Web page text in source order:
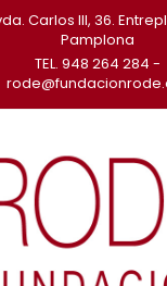
Carlos III, 36.
Pamplona
TEL. 948 264 284 -